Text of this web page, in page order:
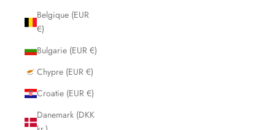
Belgique (EUR
€)
Bulgarie (EUR €)
Chypre (EUR €)
Croatie (EUR €)
Danemark (DKK